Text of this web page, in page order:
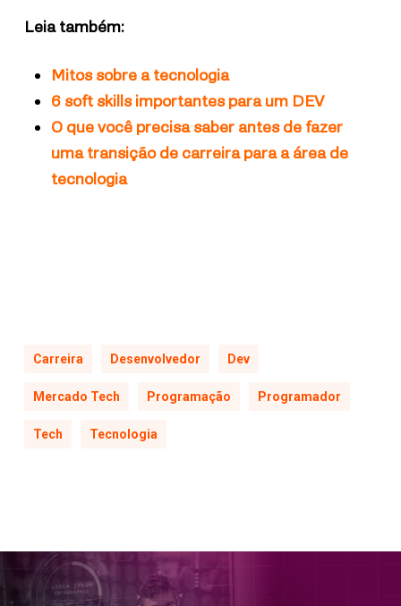
Leia também:
Mitos sobre a tecnologia
6 soft skills importantes para um DEV
O que você precisa saber antes de fazer
uma transição de carreira para a área de
tecnologia
Carreira Desenvolvedor Dev
Mercado Tech Programação Programador
Tech Tecnologia